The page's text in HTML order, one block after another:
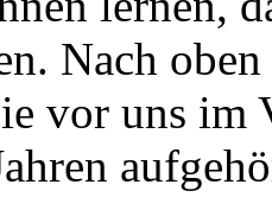
Nach
vor uns im